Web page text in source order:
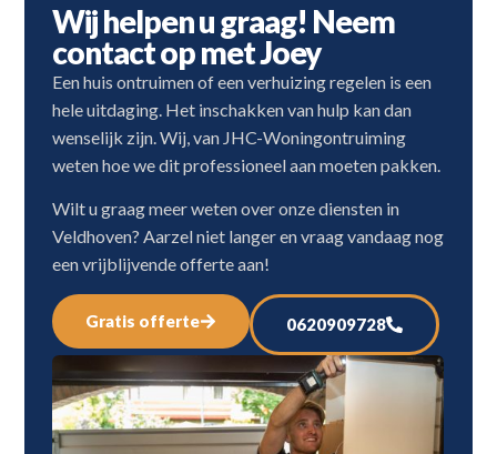
Wij helpen u graag! Neem
contact op met Joey
Een huis ontruimen of een verhuizing regelen is een
hele uitdaging. Het inschakken van hulp kan dan
wenselijk zijn. Wij, van JHC-Woningontruiming
weten hoe we dit professioneel aan moeten pakken.
Wilt u graag meer weten over onze diensten in
Veldhoven? Aarzel niet langer en vraag vandaag nog
een vrijblijvende offerte aan!
Gratis offerte 0620909728